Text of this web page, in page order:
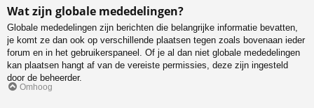
Wat zijn globale mededelingen?
Globale mededelingen zijn berichten die belangrijke informatie bevatten,
je komt ze dan ook op verschillende plaatsen tegen zoals bovenaan ieder
forum en in het gebruikerspaneel. Of je al dan niet globale mededelingen
kan plaatsen hangt af van de vereiste permissies, deze zijn ingesteld
door de beheerder.
Omhoog